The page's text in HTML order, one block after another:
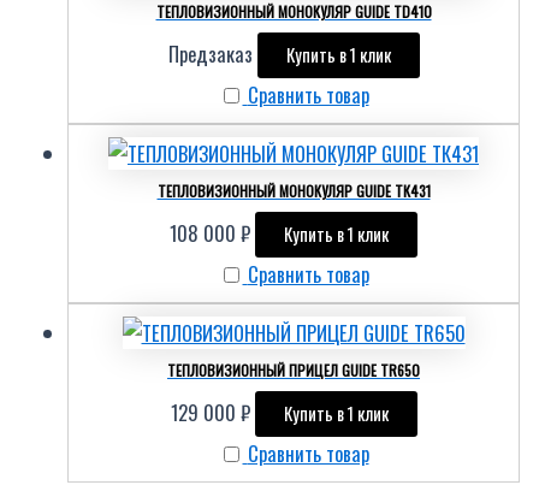
ТЕПЛОВИЗИОННЫЙ МОНОКУЛЯР GUIDE TD410
Предзаказ Купить в 1 клик
Сравнить товар
ТЕПЛОВИЗИОННЫЙ МОНОКУЛЯР GUIDE ТК431
108 000 ₽ Купить в 1 клик
Сравнить товар
ТЕПЛОВИЗИОННЫЙ ПРИЦЕЛ GUIDE TR650
129 000 ₽ Купить в 1 клик
Сравнить товар